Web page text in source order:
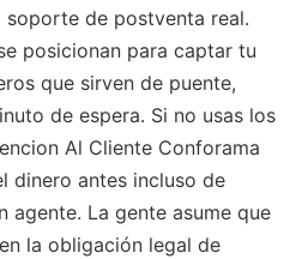
de postventa real.
posicionan para captar tu
que sirven de puente,
de espera. Si no usas los
Al Cliente Conforama
dinero antes incluso de
agente. La gente asume que
la obligación legal de